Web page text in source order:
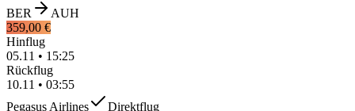
BER
AUH
359,00 €
Hinflug
05.11 • 15:25
Rückflug
10.11 • 03:55
Pegasus Airlines
Direktflug